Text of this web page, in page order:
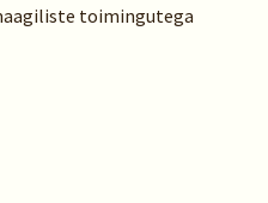
toimingutega